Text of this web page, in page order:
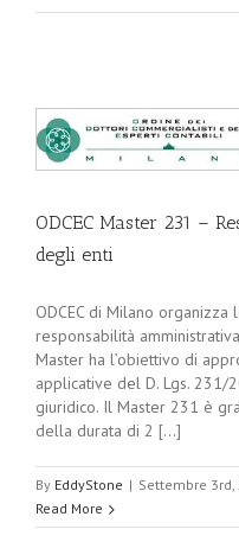
ODCEC Master 231 –
degli enti
ODCEC di Milano
responsabilità
Master ha l’obiettivo di
applicative del D. Lgs. 231/
giuridico. Il Master 231 è
della durata di 2 [...]
By EddyStone | Settembre 3rd,
Read More